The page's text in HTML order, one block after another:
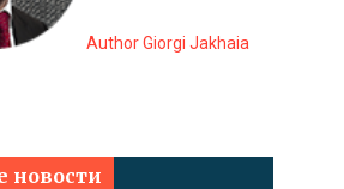
Author Giorgi Jakhaia
новости